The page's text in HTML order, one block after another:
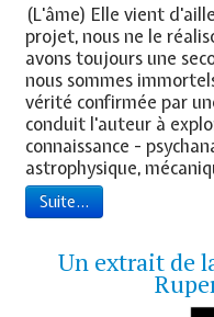
(L'âme) Elle vient
projet, nous ne le
avons toujours une
nous sommes
vérité confirmée par
conduit l'auteur à
connaissance -
astrophysique,
Suite...
Un extrait de